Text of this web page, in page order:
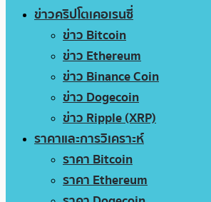
ข่าวคริปโตเคอเรนซี่
ข่าว Bitcoin
ข่าว Ethereum
ข่าว Binance Coin
ข่าว Dogecoin
ข่าว Ripple (XRP)
ราคาและการวิเคราะห์
ราคา Bitcoin
ราคา Ethereum